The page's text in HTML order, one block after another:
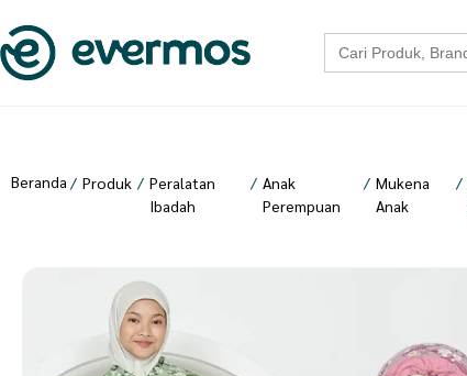
Search
for:
Beranda / Produk / Peralatan
Ibadah
/ Anak
Perempuan
/ Mukena
Anak
/